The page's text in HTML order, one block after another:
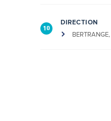
10
DIRECTION